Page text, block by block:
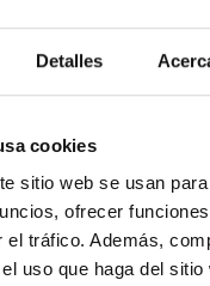
Detalles
cookies
sitio web se usan
ofrecer
el tráfico. Además,
uso que haga del sitio